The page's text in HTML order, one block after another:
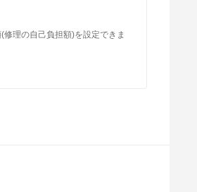
理の自己負担額)を設定できま